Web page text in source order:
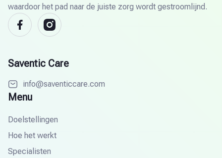
waardoor het pad naar de juiste zorg wordt gestroomlijnd.
Saventic Care
info@saventiccare.com
Menu
Doelstellingen
Hoe het werkt
Specialisten